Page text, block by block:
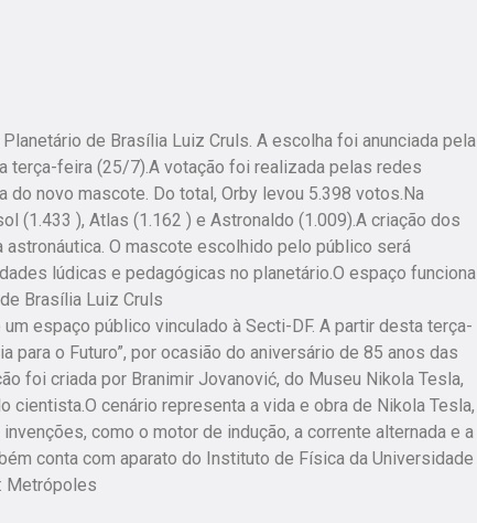
de Brasília Luiz Cruls. A escolha foi anunciada pela
terça-feira (25/7).A votação foi realizada pelas redes
novo mascote. Do total, Orby levou 5.398 votos.Na
(1.433 ), Atlas (1.162 ) e Astronaldo (1.009).A criação dos
O mascote escolhido pelo público será
lúdicas e pedagógicas no planetário.O espaço funciona
Brasília Luiz Cruls
espaço público vinculado à Secti-DF. A partir desta terça-
o Futuro”, por ocasião do aniversário de 85 anos das
foi criada por Branimir Jovanović, do Museu Nikola Tesla,
cenário representa a vida e obra de Nikola Tesla,
como o motor de indução, a corrente alternada e a
conta com aparato do Instituto de Física da Universidade
Metrópoles